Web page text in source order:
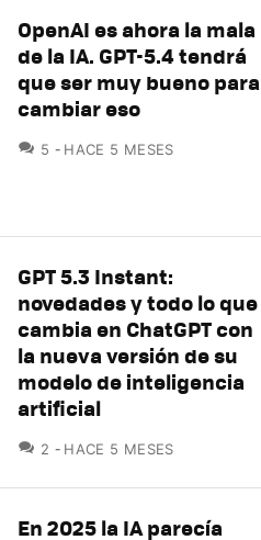
OpenAI es ahora la mala
de la IA. GPT-5.4 tendrá
que ser muy bueno para
cambiar eso
5 COMENTARIOS
HACE 5 MESES
GPT 5.3 Instant:
novedades y todo lo que
cambia en ChatGPT con
la nueva versión de su
modelo de inteligencia
artificial
2 COMENTARIOS
HACE 5 MESES
En 2025 la IA parecía